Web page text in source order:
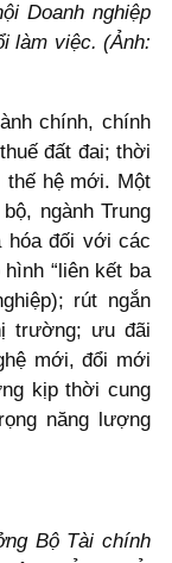
Doanh nghiệp
làm việc. (Ảnh:
chính, chính
đất đai; thời
thế hệ mới. Một
ngành Trung
hóa đối với các
“liên kết ba
rút ngắn
trường; ưu đãi
mới, đổi mới
kịp thời cung
năng lượng
Bộ Tài chính